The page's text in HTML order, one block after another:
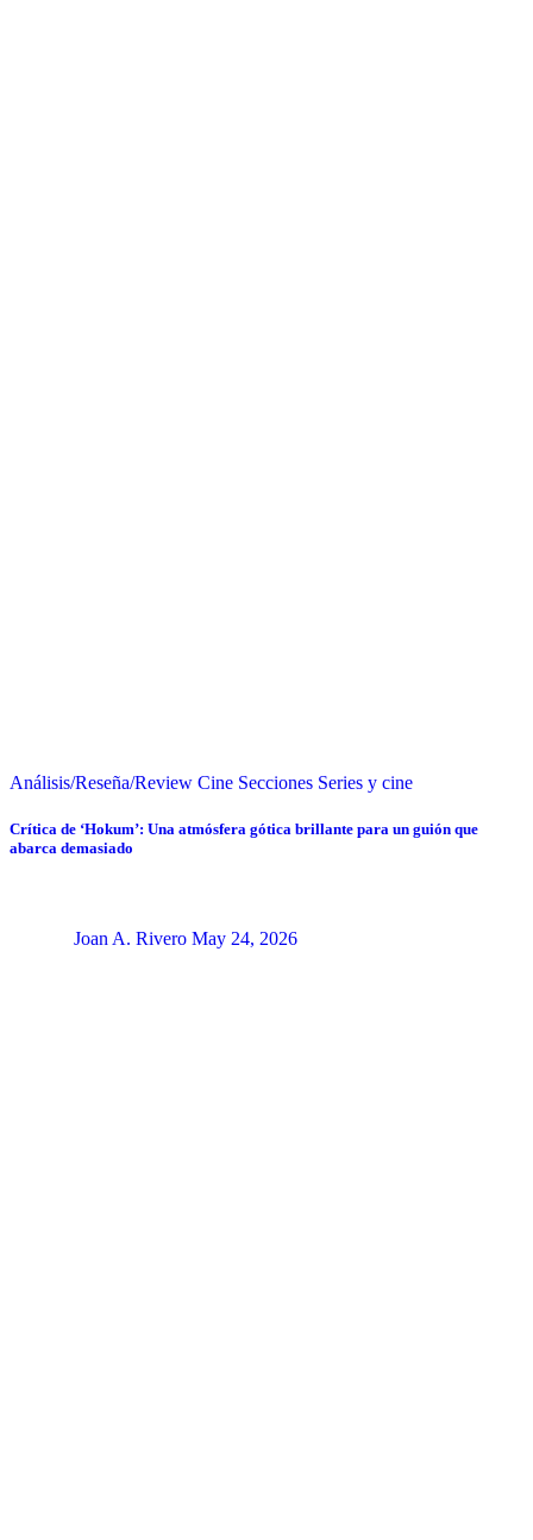
Análisis/Reseña/Review Cine Secciones Series y cine
Crítica de ‘Hokum’: Una atmósfera gótica brillante para un guión que
abarca demasiado
Joan A. Rivero May 24, 2026